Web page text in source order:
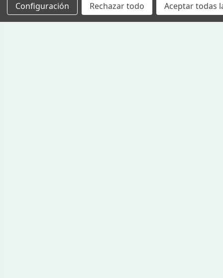
Configuración Rechazar todo Aceptar todas